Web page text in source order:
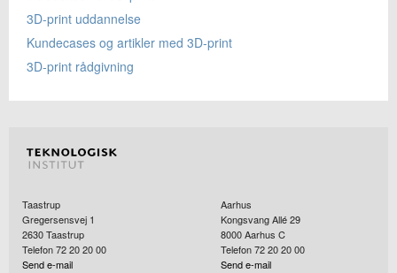
3D-print uddannelse
Kundecases og artikler med 3D-print
3D-print rådgivning
Taastrup
Gregersensvej 1
2630Taastrup
Telefon 72 20 20 00
Send e-mail
Aarhus
Kongsvang Allé 29
8000Aarhus C
Telefon 72 20 20 00
Send e-mail